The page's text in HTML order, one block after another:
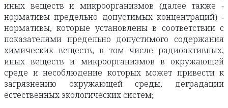
иных веществ и микроорганизмов (далее также -
нормативы предельно допустимых концентраций) -
нормативы, которые установлены в соответствии с
показателями предельно допустимого содержания
химических веществ, в том числе радиоактивных,
иных веществ и микроорганизмов в окружающей
среде и несоблюдение которых может привести к
загрязнению окружающей среды, деградации
естественных экологических систем;